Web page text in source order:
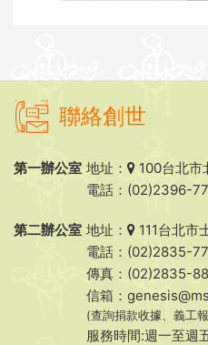
聯絡創世
第一辦公室 地址：
100台北
電話：(02)2396-
第二辦公室 地址：
111台北市
電話：(02)2835-
傳真：(02)2835-
信箱：
(查詢捐款收據、義工
服務時間:週一至週